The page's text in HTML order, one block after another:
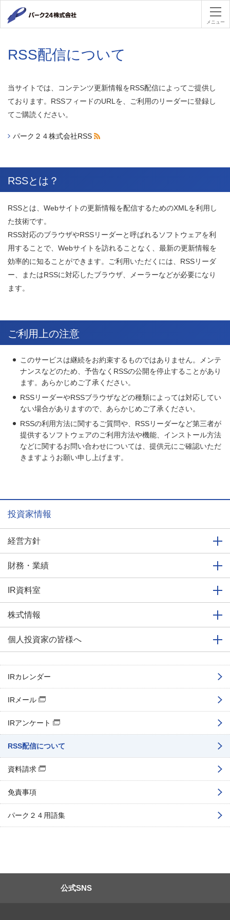
パーク２
メニュー
RSS配信について
当サイトでは、コンテンツ更新情報をRSS配信によってご提供し
ております。RSSフィードのURLを、ご利用のリーダーに登録し
てご購読ください。
パーク２４株式会社RSS
RSSとは？
RSSとは、Webサイトの更新情報を配信するためのXMLを利用し
た技術です。
RSS対応のブラウザやRSSリーダーと呼ばれるソフトウェアを利
用することで、Webサイトを訪れることなく、最新の更新情報を
効率的に知ることができます。ご利用いただくには、RSSリーダ
ー、またはRSSに対応したブラウザ、メーラーなどが必要になり
ます。
ご利用上の注意
このサービスは継続をお約束するものではありません。メンテ
ナンスなどのため、予告なくRSSの公開を停止することがあり
ます。あらかじめご了承ください。
RSSリーダーやRSSブラウザなどの種類によっては対応してい
ない場合がありますので、あらかじめご了承ください。
RSSの利用方法に関するご質問や、RSSリーダーなど第三者が
提供するソフトウェアのご利用方法や機能、インストール方法
などに関するお問い合わせについては、提供元にご確認いただ
きますようお願い申し上げます。
投資家情報
経営方針
財務・業績
IR資料室
株式情報
個人投資家の皆様へ
IRカレンダー
IRメール
IRアンケート
RSS配信について
資料請求
免責事項
パーク２４用語集
公式SNS